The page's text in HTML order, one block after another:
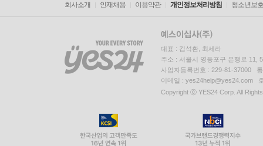
회사소개 인재채용 이용약관 개인정보처리방침 청소년보
대표 : 김석환, 최세라
주소 : 서울시 영등포구 은행로 11,
사업자등록번호 : 229-81-37000
이메일 : yes24help@yes24.com
Copyright ⓒ YES24 Corp. All